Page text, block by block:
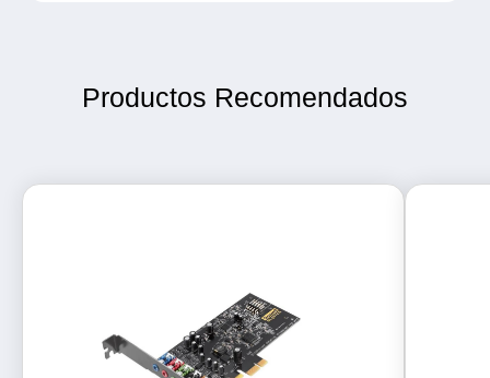
Productos Recomendados